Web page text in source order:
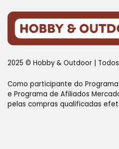
2025 © Hobby & Outdoor |
Como participante do
e Programa de Afiliados
pelas compras qualificadas